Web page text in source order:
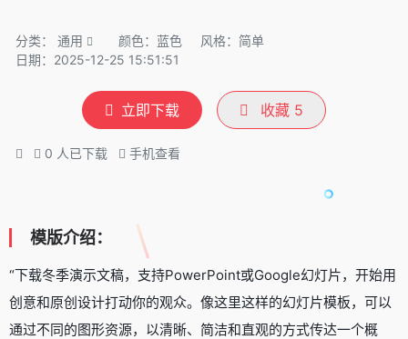
分类： 通用 颜色：蓝色
风格：简单
日期：2025-12-25 15:51:51
立即下载 收藏 5
0 人已下载 手机查看
模版介绍：
“下载冬季演示文稿，支持PowerPoint或Google幻灯片，开始用
创意和原创设计打动你的观众。像这里这样的幻灯片模板，可以
通过不同的图形资源，以清晰、简洁和直观的方式传达一个概